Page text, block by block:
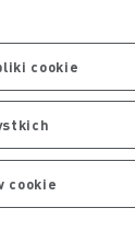
cookie
cookie